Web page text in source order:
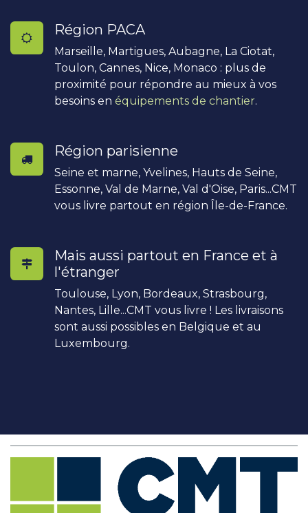
Région PACA
Marseille, Martigues, Aubagne, La Ciotat,
Toulon, Cannes, Nice, Monaco : plus de
proximité pour répondre au mieux à vos
besoins en équipements de chantier.
Région parisienne
Seine et marne, Yvelines, Hauts de Seine,
Essonne, Val de Marne, Val d'Oise, Paris...CMT
vous livre partout en région Île-de-France.
Mais aussi partout en France et à
l'étranger
Toulouse, Lyon, Bordeaux, Strasbourg,
Nantes, Lille...CMT vous livre ! Les livraisons
sont aussi possibles en Belgique et au
Luxembourg.